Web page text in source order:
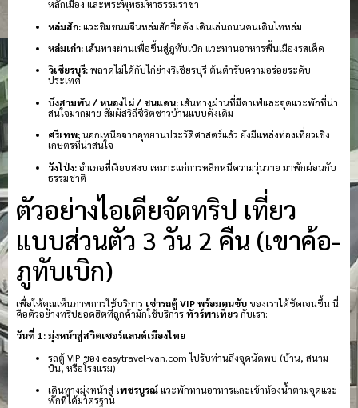
หลักเมือง และพระพุทธมหาธรรมราชา
หล่มสัก:แวะชิมขนมจีนหล่มสักชื่อดัง เดินเล่นถนนคนเดินไทหล่ม
หล่มเก่า:เส้นทางผ่านเพื่อขึ้นสู่ภูทับเบิก แวะทานอาหารพื้นเมืองรสเด็ด
วิเชียรบุรี:พลาดไม่ได้กับไก่ย่างวิเชียรบุรี ต้นตำรับความอร่อยระดับ
ประเทศ
บึงสามพัน / หนองไผ่ / ชนแดน:เส้นทางผ่านที่มีคาเฟ่และจุดแวะพักที่น่า
สนใจมากมาย สัมผัสวิถีชีวิตชาวบ้านแบบดั้งเดิม
ศรีเทพ:นอกเหนือจากอุทยานประวัติศาสตร์แล้ว ยังมีแหล่งท่องเที่ยวเชิง
เกษตรที่น่าสนใจ
วังโป่ง:อำเภอที่เงียบสงบ เหมาะแก่การหลีกหนีความวุ่นวาย มาพักผ่อนกับ
ธรรมชาติ
ตัวอย่างไอเดียจัดทริป เที่ยว
แบบส่วนตัว 3 วัน 2 คืน (เขาค้อ-
ภูทับเบิก)
เพื่อให้คุณเห็นภาพการใช้บริการ เช่ารถตู้ VIP พร้อมคนขับ ของเราได้ชัดเจนขึ้น นี่
คือตัวอย่างทริปยอดฮิตที่ลูกค้ามักใช้บริการทัวร์พาเที่ยวกับเรา:
วันที่ 1: มุ่งหน้าสู่สวิตเซอร์แลนด์เมืองไทย
รถตู้ VIP ของ easytravel-van.com ไปรับท่านถึงจุดนัดพบ (บ้าน, สนาม
บิน, หรือโรงแรม)
เดินทางมุ่งหน้าสู่ เพชรบูรณ์แวะพักทานอาหารและเข้าห้องน้ำตามจุดแวะ
พักที่ได้มาตรฐาน